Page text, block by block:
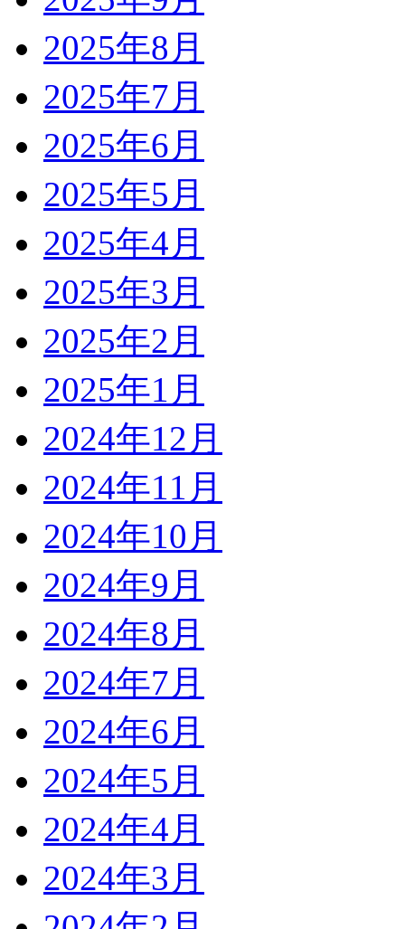
2025年8月
2025年7月
2025年6月
2025年5月
2025年4月
2025年3月
2025年2月
2025年1月
2024年12月
2024年11月
2024年10月
2024年9月
2024年8月
2024年7月
2024年6月
2024年5月
2024年4月
2024年3月